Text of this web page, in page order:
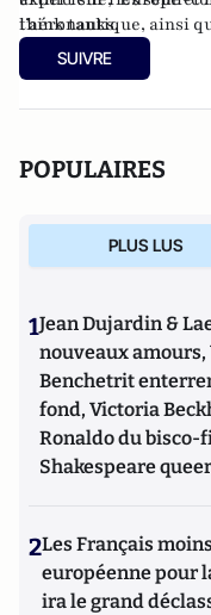
think tanks.
l’aéronautique, ainsi
grandes puissances
Supaéro, il est
SUIVRE
POPULAIRES
PLUS LUS
1Jean Dujardin &
nouveaux amours,
Benchetrit
fond, Victoria
Ronaldo du bisco-
Shakespeare queer
2Les Français
européenne pour
ira le grand